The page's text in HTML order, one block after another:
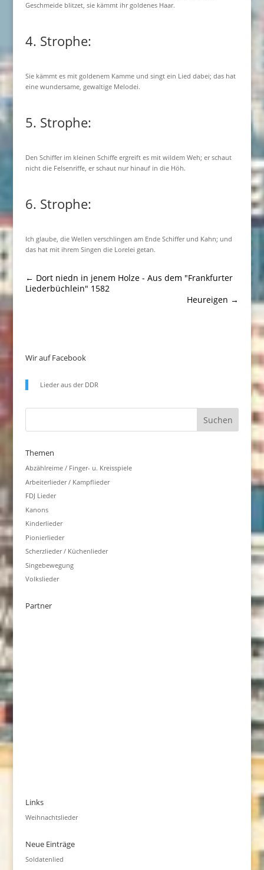
Geschmeide blitzet, sie kämmt ihr goldenes Haar.
4. Strophe:
Sie kämmt es mit goldenem Kamme und singt ein Lied dabei; das hat
eine wundersame, gewaltige Melodei.
5. Strophe:
Den Schiffer im kleinen Schiffe ergreift es mit wildem Weh; er schaut
nicht die Felsenriffe, er schaut nur hinauf in die Höh.
6. Strophe:
Ich glaube, die Wellen verschlingen am Ende Schiffer und Kahn; und
das hat mit ihrem Singen die Lorelei getan.
← Dort niedn in jenem Holze - Aus dem "Frankfurter
Liederbüchlein" 1582
Heureigen →
Wir auf Facebook
Lieder aus der DDR
Themen
Abzählreime / Finger- u. Kreisspiele
Arbeiterlieder / Kampflieder
FDJ Lieder
Kanons
Kinderlieder
Pionierlieder
Scherzlieder / Küchenlieder
Singebewegung
Volkslieder
Partner
Links
Weihnachtslieder
Neue Einträge
Soldatenlied